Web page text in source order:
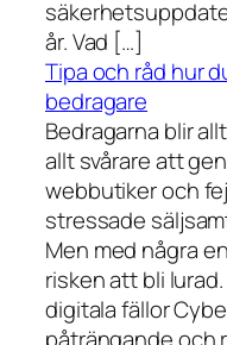
år. Vad […]
Tipa och råd hur
bedragare
Bedragarna blir
allt svårare att
webbutiker och
stressade
Men med några
risken att bli
digitala fällor